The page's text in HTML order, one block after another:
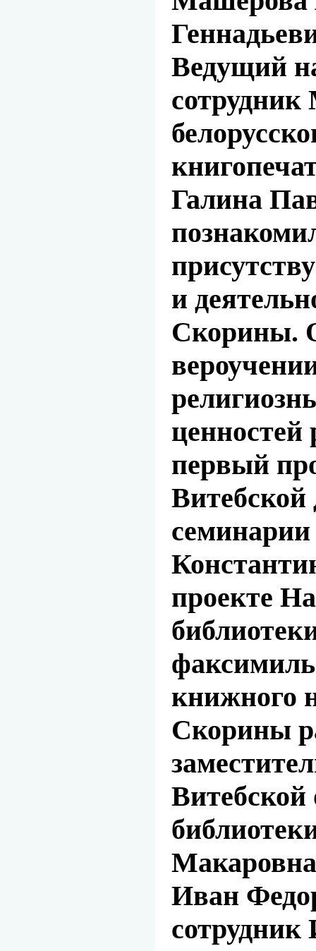
Ведущий
сотрудник
Галина
и
Скорины.
ценностей
первый
Витебской
семинарии
проекте
книжного
Скорины
Витебской
Иван
сотрудник